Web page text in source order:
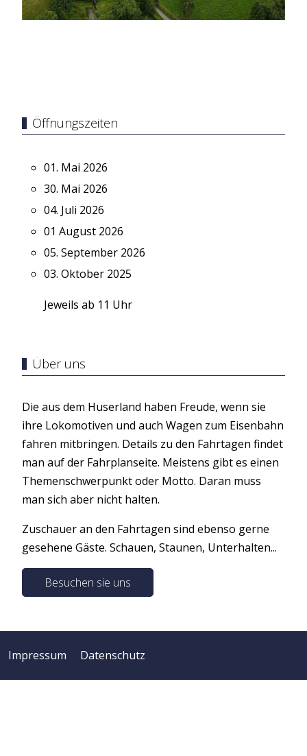
Öffnungszeiten
01. Mai 2026
30. Mai 2026
04. Juli 2026
01 August 2026
05. September 2026
03. Oktober 2025
Jeweils ab 11 Uhr
Über uns
Die aus dem Huserland haben Freude, wenn sie
ihre Lokomotiven und auch Wagen zum Eisenbahn
fahren mitbringen. Details zu den Fahrtagen findet
man auf der Fahrplanseite. Meistens gibt es einen
Themenschwerpunkt oder Motto. Daran muss
man sich aber nicht halten.
Zuschauer an den Fahrtagen sind ebenso gerne
gesehene Gäste. Schauen, Staunen, Unterhalten...
Besuchen sie uns
Impressum Datenschutz